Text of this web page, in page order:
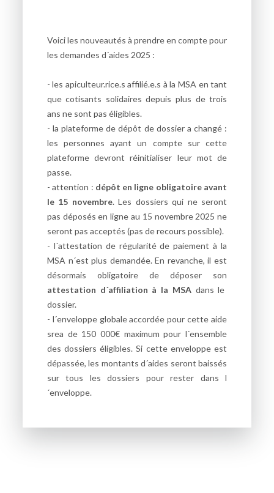
Voici les nouveautés à prendre en compte pour
les demandes d´aides 2025 :
- les apiculteur.rice.s affilié.e.s à la MSA en tant
que cotisants solidaires depuis plus de trois
ans ne sont pas éligibles.
- la plateforme de dépôt de dossier a changé :
les personnes ayant un compte sur cette
plateforme devront réinitialiser leur mot de
passe.
- attention : dépôt en ligne obligatoire avant
le 15 novembre. Les dossiers qui ne seront
pas déposés en ligne au 15 novembre 2025 ne
seront pas acceptés (pas de recours possible).
- l´attestation de régularité de paiement à la
MSA n´est plus demandée. En revanche, il est
désormais obligatoire de déposer son
attestation d´affiliation à la MSAdans le
dossier.
- l´enveloppe globale accordée pour cette aide
srea de 150 000€ maximum pour l´ensemble
des dossiers éligibles. Si cette enveloppe est
dépassée, les montants d´aides seront baissés
sur tous les dossiers pour rester dans l
´enveloppe.